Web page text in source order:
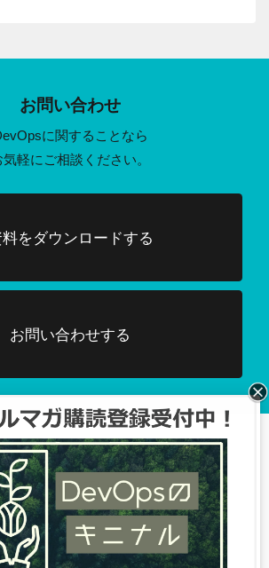
お問い合わせ
に関することなら
気軽にご相談ください。
をダウンロードする
お問い合わせする
、TwitterでDevOpsに関する
報配信を行っています。
by DevOpsHubjp